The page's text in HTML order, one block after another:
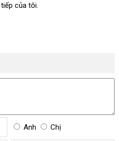
của tôi.
Anh Chị